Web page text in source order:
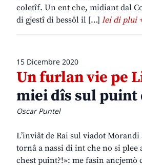
coletîf. Un ent che, midiant dal
di gjestî di bessôl il […] lei di plui
15 Dicembre 2020
Un furlan vie pe
miei dîs sul puint
Oscar Puntel
L’inviât de Rai sul viadot
tornâ a nassi di int che no si plee
chest puint?!»: me fasin ancjemò